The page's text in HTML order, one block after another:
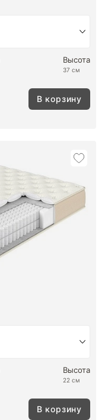
Высота
37 см
В корзину
Высота
22 см
В корзину